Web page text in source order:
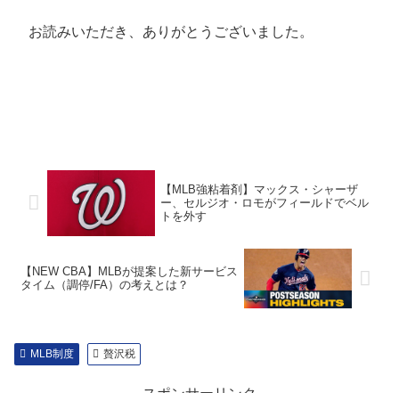
お読みいただき、ありがとうございました。
【MLB強粘着剤】マックス・シャーザ
ー、セルジオ・ロモがフィールドでベル
トを外す
【NEW CBA】MLBが提案した新サービス
タイム（調停/FA）の考えとは？
MLB制度 贅沢税